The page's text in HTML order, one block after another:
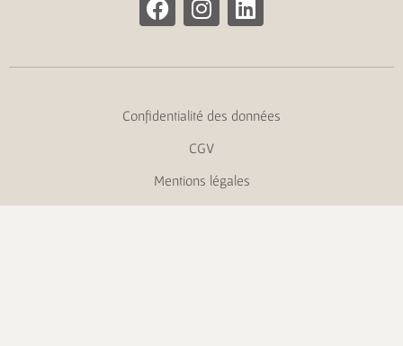
Confidentialité des données
CGV
Mentions légales